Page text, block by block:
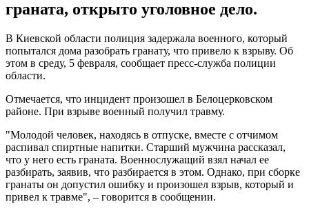
граната, открыто уголовное дело.
В Киевской области полиция задержала военного, который
попытался дома разобрать гранату, что привело к взрыву. Об
этом в среду, 5 февраля, сообщает пресс-служба полиции
области.
Отмечается, что инцидент произошел в Белоцерковском
районе. При взрыве военный получил травму.
"Молодой человек, находясь в отпуске, вместе с отчимом
распивал спиртные напитки. Старший мужчина рассказал,
что у него есть граната. Военнослужащий взял начал ее
разбирать, заявив, что разбирается в этом. Однако, при сборке
гранаты он допустил ошибку и произошел взрыв, который и
привел к травме", – говорится в сообщении.